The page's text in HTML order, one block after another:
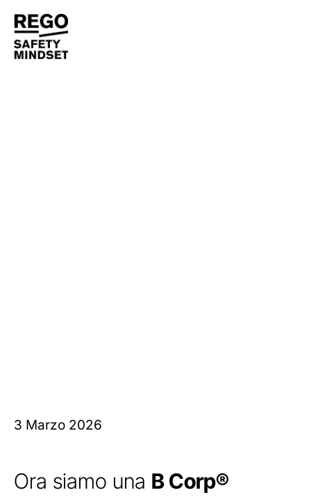
REGO OTTIENE LA
CERTIFICAZIONE B-CORP
3 Marzo 2026
Ora siamo una B Corp®